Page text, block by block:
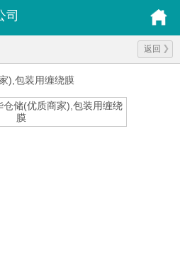
司
返回
),包装用缠绕膜